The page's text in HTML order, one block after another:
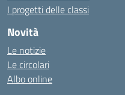
I progetti delle classi
Novità
Le notizie
Le circolari
Albo online